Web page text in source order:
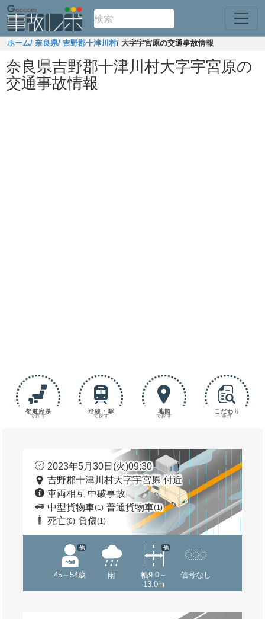
ホーム/ 奈良県/ 吉野郡十津川村/ 大字宇宮原の交通事故情報
奈良県吉野郡十津川村大字宇宮原の
交通事故情報
都道府県
で探す
沿線・駅
で探す
地図
で探す
こだわり
条件
2023年5月30日(火)09:30
吉野郡十津川村大字宇宮原 付近
車両相互 中破事故
中型貨物車(1) 普通貨物車(1)
死亡(0) 負傷(1)
45～54歳
他
雨
幅9.0～
13.0m
他
信号なし